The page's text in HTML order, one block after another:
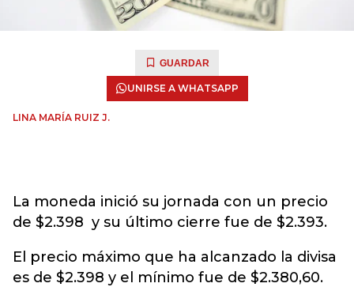
GUARDAR
UNIRSE A WHATSAPP
LINA MARÍA RUIZ J.
La moneda inició su jornada con un precio
de $2.398 y su último cierre fue de $2.393.
El precio máximo que ha alcanzado la divisa
es de $2.398 y el mínimo fue de $2.380,60.